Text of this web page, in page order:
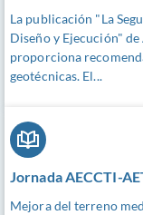
La publicación "La
Diseño y Ejecución"
proporciona
geotécnicas. El...
Jornada AECCTI-
Mejora del terreno